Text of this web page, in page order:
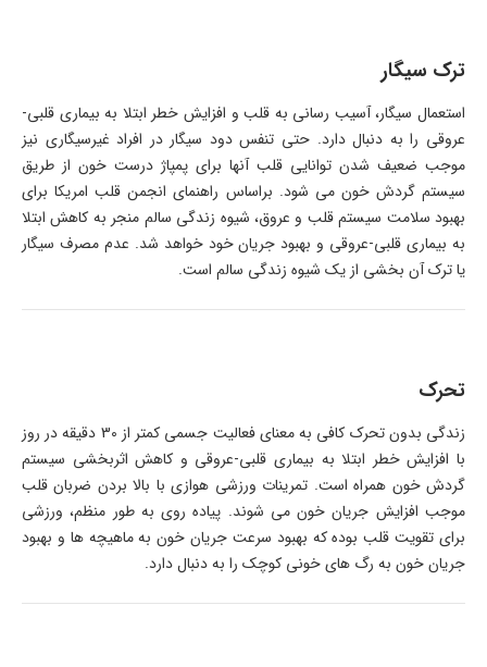
ترک سیگار
استعمال سیگار، آسیب رسانی به قلب و افزایش خطر ابتلا به بیماری قلبی-
عروقی را به دنبال دارد. حتی تنفس دود سیگار در افراد غیرسیگاری نیز
موجب ضعیف شدن توانایی قلب آنها برای پمپاژ درست خون از طریق
سیستم گردش خون می شود. براساس راهنمای انجمن قلب امریکا برای
بهبود سلامت سیستم قلب و عروق، شیوه زندگی سالم منجر به کاهش ابتلا
به بیماری قلبی-عروقی و بهبود جریان خود خواهد شد. عدم مصرف سیگار
یا ترک آن بخشی از یک شیوه زندگی سالم است.
تحرک
زندگی بدون تحرک کافی به معنای فعالیت جسمی کمتر از 30 دقیقه در روز
با افزایش خطر ابتلا به بیماری قلبی-عروقی و کاهش اثربخشی سیستم
گردش خون همراه است. تمرینات ورزشی هوازی با بالا بردن ضربان قلب
موجب افزایش جریان خون می شوند. پیاده روی به طور منظم، ورزشی
برای تقویت قلب بوده که بهبود سرعت جریان خون به ماهیچه ها و بهبود
جریان خون به رگ های خونی کوچک را به دنبال دارد.